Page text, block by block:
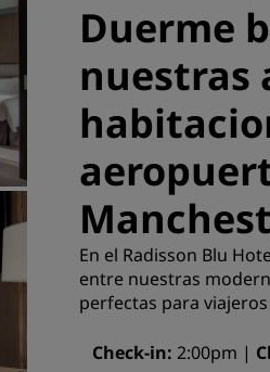
reuniones
A la
Ideas
Hoteles
Rad Pets
bodas
Duerme
nuestras
En el Radisson Blu
entre nuestras
perfectas para
Check-in 2:00pm